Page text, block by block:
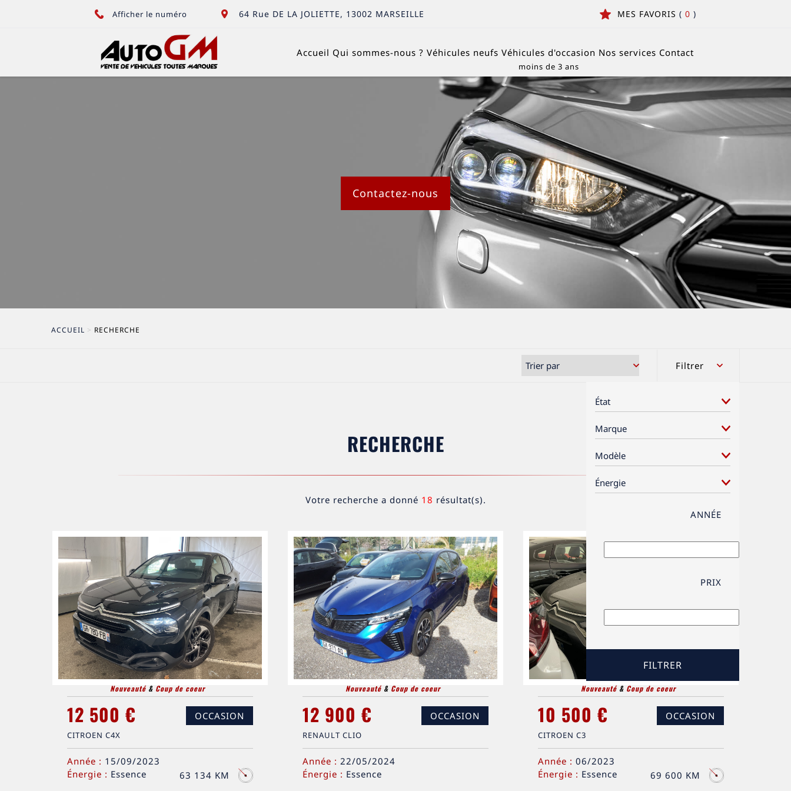
Contactez-nous
Afficher le numéro 64 Rue DE LA JOLIETTE, 13002 MARSEILLE MES FAVORIS ( 0 )
Accueil Qui sommes-nous ? Véhicules neufs Véhicules d'occasion Nos services Contact
ACCUEIL > RECHERCHE
Filtrer
ANNÉE
PRIX
RECHERCHE
Votre recherche a donné 18 résultat(s).
Nouveauté& Coup de coeur
12 500 € OCCASION
CITROEN C4X
Année : 15/09/2023
Énergie : Essence 63 134 KM
Nouveauté& Coup de coeur
12 900 € OCCASION
RENAULT CLIO
Année : 22/05/2024
Énergie : Essence
Nouveauté& Coup de coeur
10 500 € OCCASION
CITROEN C3
Année : 06/2023
Énergie : Essence 69 600 KM